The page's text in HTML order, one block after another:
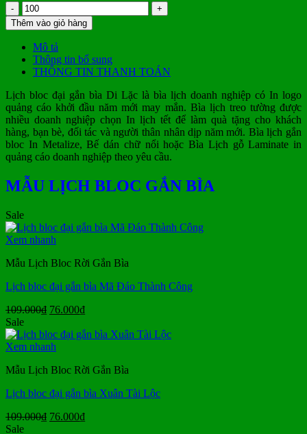
Lịch
bloc
đại
gắn
bìa
Di
Lặc
số
lượng
Thêm vào giỏ hàng
Mô tả
Thông tin bổ sung
THÔNG TIN THANH TOÁN
Lịch bloc đại gắn bìa Di Lặc là bìa lịch doanh nghiệp có In logo
quảng cáo khởi đầu năm mới may mắn. Bìa lịch treo tường được
nhiều doanh nghiệp chọn In lịch tết để làm quà tặng cho khách
hàng, bạn bè, đối tác và người thân nhân dịp năm mới. Bìa lịch gắn
bloc In Metalize, Bế dán chữ nổi hoặc Bìa Lịch gỗ Laminate in
quảng cáo doanh nghiệp theo yêu cầu.
MẪU LỊCH BLOC GẮN BÌA
Sale
Xem nhanh
Mẫu Lịch Bloc Rời Gắn Bìa
Lịch bloc đại gắn bìa Mã Đáo Thành Công
109.000₫ Giá
là:
109.000₫.
76.000₫Giá
tại
Sale
Xem nhanh
Mẫu Lịch Bloc Rời Gắn Bìa
Lịch bloc đại gắn bìa Xuân Tài Lộc
109.000₫ Giá
76.000₫Giá
Sale